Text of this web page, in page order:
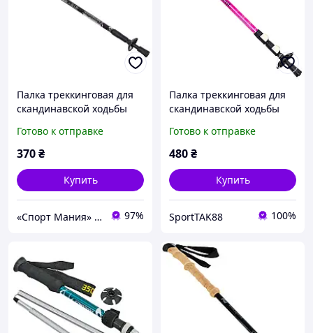
Палка треккинговая для
скандинавской ходьбы
135см черная
Готово к отправке
370₴
Купить
«Спорт Мания» магазин спортивных товаров 97%
Палка треккинговая для
скандинавской ходьбы
Sport TY 8019
Готово к отправке
480₴
Купить
SportTAK88 100%